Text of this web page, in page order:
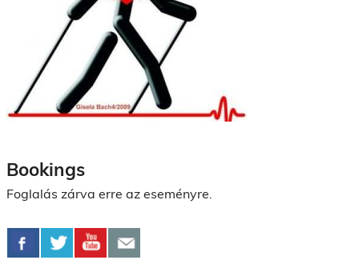
Bookings
Foglalás zárva erre az eseményre.